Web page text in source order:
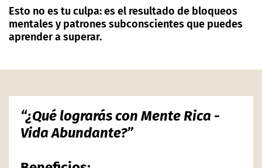
Esto no es tu culpa: es el resultado de bloqueos
mentales y patrones subconscientes que puedes
aprender a superar.
“¿Qué lograrás con Mente Rica -
Vida Abundante?”